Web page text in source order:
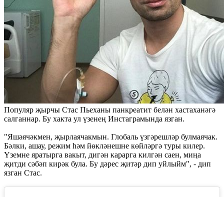
Популяр җырчы Стас Пьеханы панкреатит белән хастаханәгә
салганнар. Бу хакта ул үзенең Инстаграмында язган.
"Яшәячәкмен, җырлаячакмын. Глобаль үзгәрешләр булмаячак.
Бәлки, ашау, режим һәм йөкләнешне көйләргә туры килер.
Үземне яратырга вакыт, дигән карарга килгән саен, миңа
җитди сәбәп кирәк була. Бу дәрес җитәр дип уйлыйм", - дип
язган Стас.